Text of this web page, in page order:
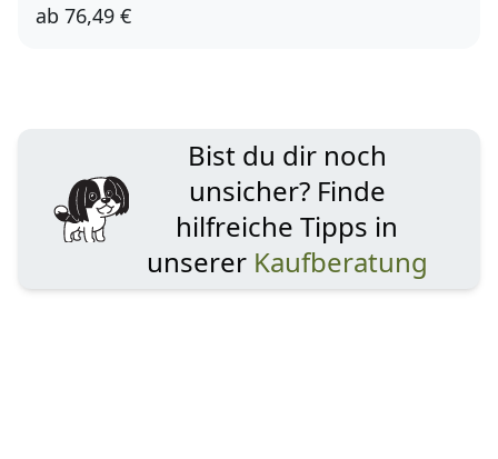
ab 76,49 €
Bist du dir noch
unsicher? Finde
hilfreiche Tipps in
unserer Kaufberatung